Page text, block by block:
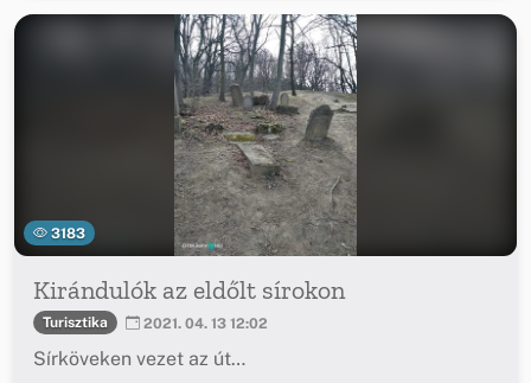
3183
Kirándulók az eldőlt sírokon
Turisztika 2021. 04. 13 12:02
Sírköveken vezet az út…